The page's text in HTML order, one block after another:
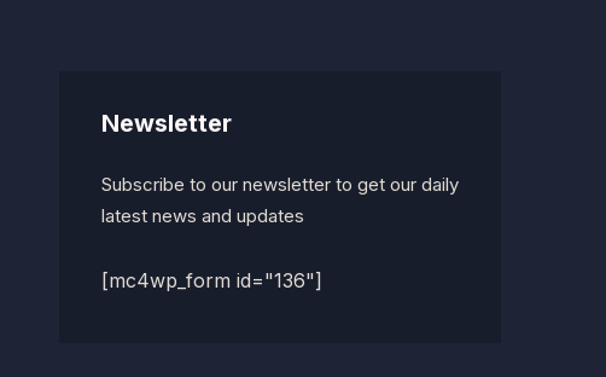
Newsletter
Subscribe to our newsletter to get our daily
latest news and updates
[mc4wp_form id="136"]